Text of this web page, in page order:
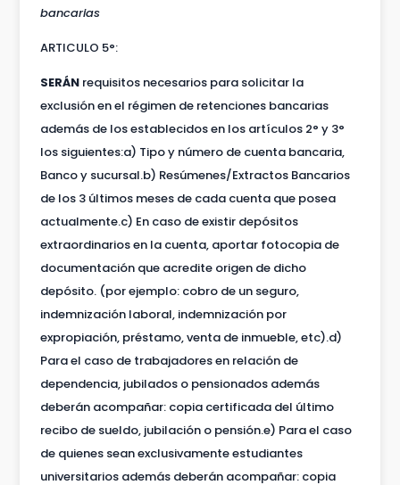
bancarias
ARTICULO 5°:
SERÁNrequisitos necesarios para solicitar la
exclusión en el régimen de retenciones bancarias
además de los establecidos en los artículos 2° y 3°
los siguientes:a) Tipo y número de cuenta bancaria,
Banco y sucursal.b) Resúmenes/Extractos Bancarios
de los 3 últimos meses de cada cuenta que posea
actualmente.c) En caso de existir depósitos
extraordinarios en la cuenta, aportar fotocopia de
documentación que acredite origen de dicho
depósito. (por ejemplo: cobro de un seguro,
indemnización laboral, indemnización por
expropiación, préstamo, venta de inmueble, etc).d)
Para el caso de trabajadores en relación de
dependencia, jubilados o pensionados además
deberán acompañar: copia certificada del último
recibo de sueldo, jubilación o pensión.e) Para el caso
de quienes sean exclusivamente estudiantes
universitarios además deberán acompañar: copia